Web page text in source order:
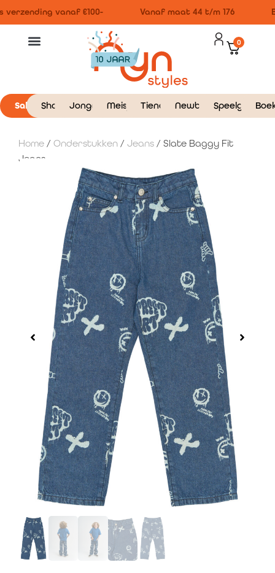
vanaf €100- Vanaf maat 44 t/m 176
0
Sale Shop JongensMeisjes Tieners NewbornSpeelgoed
Home / Onderstukken / Jeans / Slate Baggy Fit
Jeans